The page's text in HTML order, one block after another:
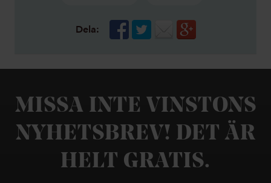
Dela:
MISSA INTE VINSTONS
NYHETSBREV! DET ÄR
HELT GRATIS.